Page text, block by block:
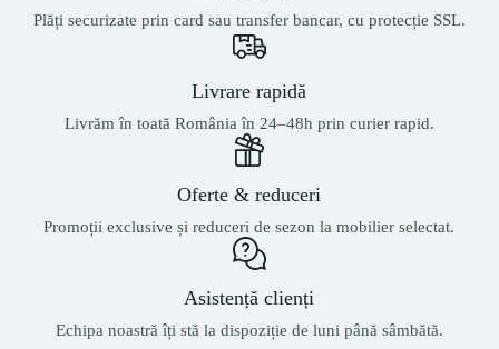
Plăți securizate prin card sau transfer bancar, cu protecție SSL.
Livrare rapidă
Livrăm în toată România în 24–48h prin curier rapid.
Oferte & reduceri
Promoții exclusive și reduceri de sezon la mobilier selectat.
Asistență clienți
Echipa noastră îți stă la dispoziție de luni până sâmbătă.